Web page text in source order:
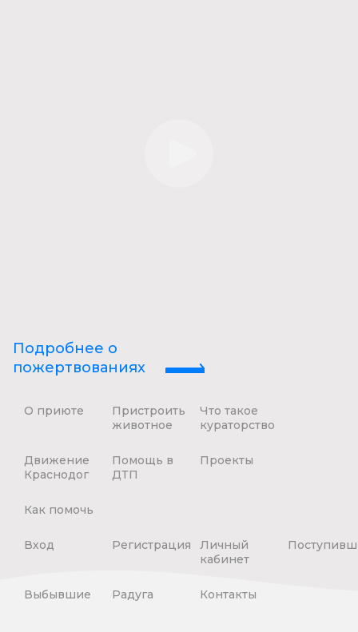
Подробнее о
пожертвованиях
О приюте
Пристроить
животное
Что такое
кураторство
Движение
Краснодог
Помощь в
ДТП
Проекты
Как помочь
Вход Регистрация
Личный
кабинет
Выбывшие Радуга Контакты